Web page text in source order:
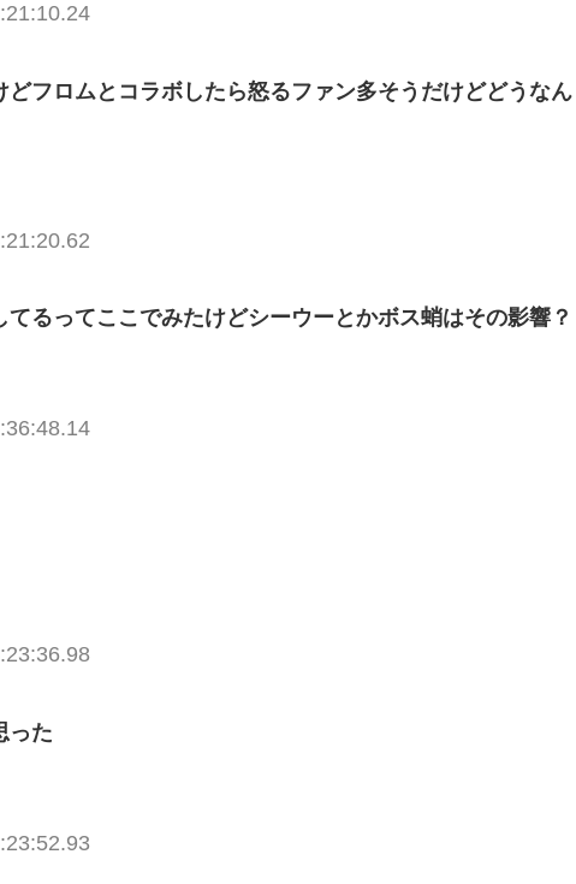
フロムとコラボしたら怒るファン多そうだけどどうなん
るってここでみたけどシーウーとかボス蛸はその影響？
った